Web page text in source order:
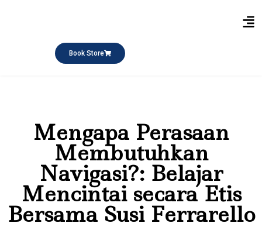
Book Store
Mengapa Perasaan
Membutuhkan
Navigasi?: Belajar
Mencintai secara Etis
Bersama Susi Ferrarello